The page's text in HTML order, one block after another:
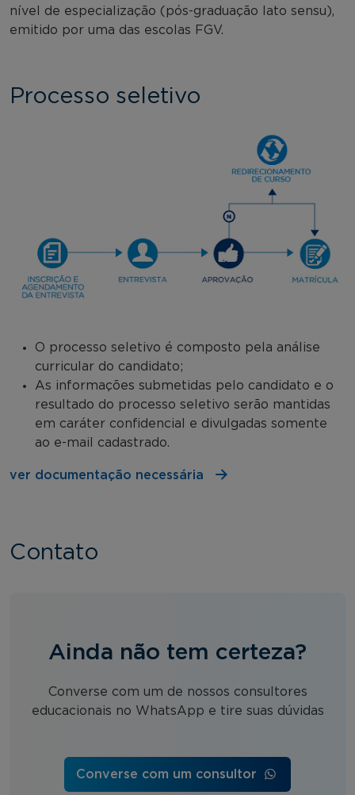
nível de especialização (pós-graduação lato sensu),
emitido por uma das escolas FGV.
Processo seletivo
O processo seletivo é composto pela análise
curricular do candidato;
As informações submetidas pelo candidato e o
resultado do processo seletivo serão mantidas
em caráter confidencial e divulgadas somente
ao e-mail cadastrado.
ver documentação necessária
Contato
Ainda não tem certeza?
Converse com um de nossos consultores
educacionais no WhatsApp e tire suas dúvidas
Converse com um consultor